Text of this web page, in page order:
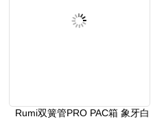
Rumi双簧管PRO PAC箱 象牙白